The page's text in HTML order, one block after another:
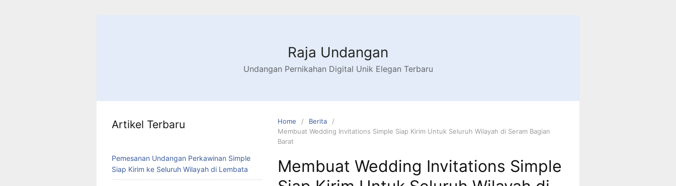
Raja Undangan
Undangan Pernikahan Digital Unik Elegan Terbaru
Home
Berita
Membuat Wedding Invitations Simple Siap Kirim Untuk Seluruh Wilayah di Seram Bagian
Barat
Membuat Wedding Invitations Simple
Artikel Terbaru
Pemesanan Undangan Perkawinan Simple
Siap Kirim ke Seluruh Wilayah di Lembata